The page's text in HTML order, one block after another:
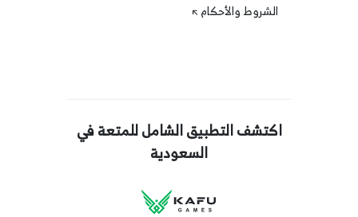
الشروط والأحكام
اكتشف التطبيق الشامل للمتعة في
السعودية